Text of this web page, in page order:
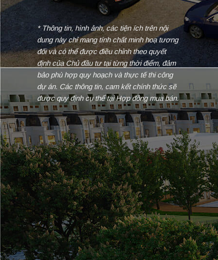
* Thông tin, hình ảnh, các tiện ích trên nội
dung này chỉ mang tính chất minh hoạ tương
đối và có thể được điều chỉnh theo quyết
định của Chủ đầu tư tại từng thời điểm, đảm
bảo phù hợp quy hoạch và thực tế thi công
dự án. Các thông tin, cam kết chính thức sẽ
được quy định cụ thể tại Hợp đồng mua bán.